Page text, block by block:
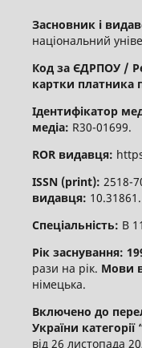
Засновник і
національний
Код за ЄДРПОУ /
картки платника
Ідентифікатор
медіа: R30-01699.
ROR видавця:
ISSN (print): 2518-
видавця: 10.31861.
Спеціальність: В
Рік заснування:
рази на рік. Мови
німецька.
Включено до
України категорії
від 26 листопада